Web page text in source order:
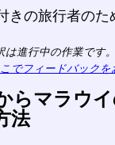
きの旅行者のた
は進行中の作業です
でフィードバック
らマラウ
法